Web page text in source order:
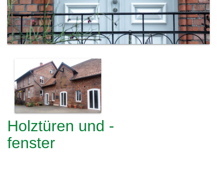
c
h
i
e
d
n
g
h
l
e
r
Holztüren und -
fenster